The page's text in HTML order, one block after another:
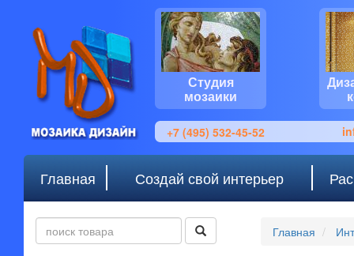
Студия
мозаики
+7 (495) 532-45-52
Главная Создай свой интерьер
Главная